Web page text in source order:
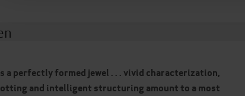
a perfectly formed jewel . . . vivid characterization,
and intelligent structuring amount to a most